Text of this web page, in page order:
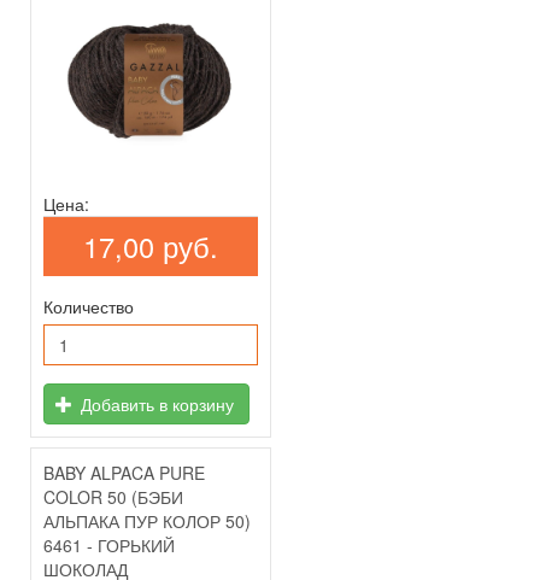
Цена:
17,00 руб.
Количество
Добавить в корзину
BABY ALPACA PURE
COLOR 50 (БЭБИ
АЛЬПАКА ПУР КОЛОР 50)
6461 - ГОРЬКИЙ
ШОКОЛАД